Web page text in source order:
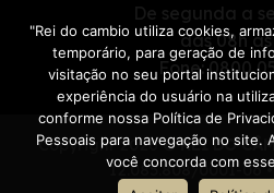
De segunda a
das 08h às
Fone:0800
Copyright 2026 ©REI DO
12.085.808/0001-06
"Rei do cambio utiliza cookies,
temporário, para geração de
visitação no seu portal
experiência do usuário na
conforme nossa Política de
Pessoais para navegação no site.
você concorda com